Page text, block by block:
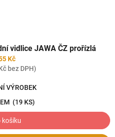
vidlice JAWA ČZ prořízlá
Kč
bez DPH)
VÝROBEK
(19 KS)
košíku